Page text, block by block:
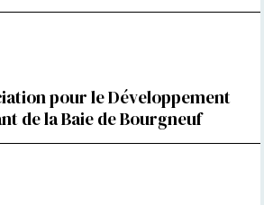
pour le Développement
de la Baie de Bourgneuf